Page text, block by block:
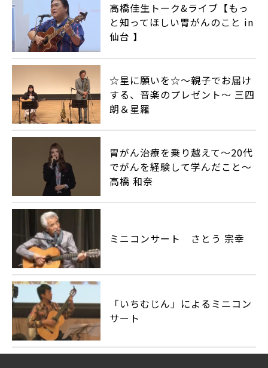
高橋佳生トーク&ライブ【もっ
と知ってほしい胃がんのこと in
仙台 】
☆星に願いを☆～親子でお届け
する、音楽のプレゼント～ 三四
朗＆星羅
胃がん治療を乗り越えて～20代
でがんを経験して学んだこと～
高橋 和奈
ミニコンサート さとう 宗幸
「いちむじん」によるミニコン
サート